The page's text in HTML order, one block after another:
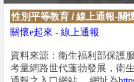
性別平等教育 /線上通報-關
關懷e起來 - 線上通報
資料來源：衛生福利部保護
考量網路世代蓬勃發展，衛